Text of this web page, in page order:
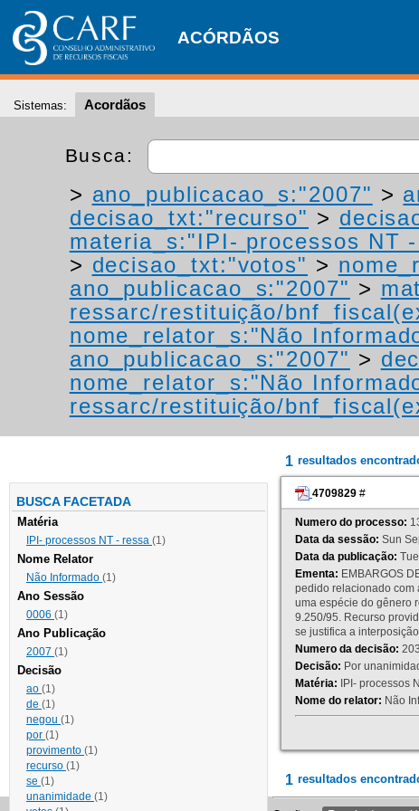
ACÓRDÃOS
Sistemas: Acordãos
Busca:
> ano_publicacao_s:"2007" >
decisao_txt:"recurso" >
materia_s:"IPI- processos NT
> decisao_txt:"votos" >
ano_publicacao_s:"2007" >
ressarc/restituição/
nome_relator_s:"Não
ano_publicacao_s:"2007" >
nome_relator_s:"Não
ressarc/restituição/
BUSCA FACETADA
Matéria
IPI- processos NT - ressa (1)
Nome Relator
Não Informado (1)
Ano Sessão
0006 (1)
Ano Publicação
2007 (1)
Decisão
ao (1)
de (1)
negou (1)
por (1)
provimento (1)
recurso (1)
se (1)
unanimidade (1)
1 resultados
4709829 #
Numero do processo:
Data da sessão: Sun
Data da publicação:
Ementa: EMBARGOS
pedido relacionado com
uma espécie do gênero
9.250/95. Recurso
se justifica a
Numero da decisão:
Decisão: Por
Matéria: IPI- processos
Nome do relator: Não
1 resultados